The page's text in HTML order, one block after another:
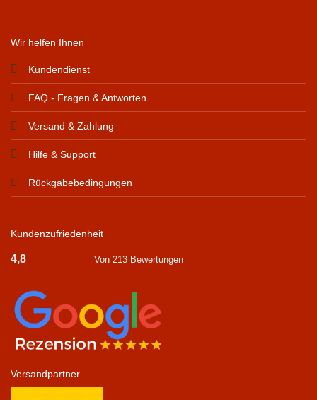
Wir helfen Ihnen
Kundendienst
FAQ - Fragen & Antworten
Versand & Zahlung
Hilfe & Support
Rückgabebedingungen
Kundenzufriedenheit
4,8 Von 213 Bewertungen
Versandpartner